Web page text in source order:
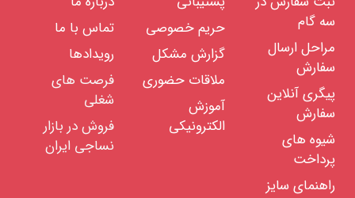
ست
لباس
راحتی
مردانه
کفش
و
کتانی
مردانه
کیف
مردانه
اکسسوری
مردانه
سه گام
مراحل ارسال
سفارش
پیگری آنلاین
سفارش
شیوه های
پرداخت
راهنمای سایز
حریم خصوصی
گزارش مشکل
ملاقات حضوری
آموزش
الکترونیکی
تماس با ما
رویدادها
فرصت های
شغلی
فروش در بازار
نساجی ایران